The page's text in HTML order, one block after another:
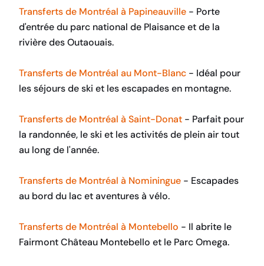
Transferts de Montréal à Papineauville - Porte
d'entrée du parc national de Plaisance et de la
rivière des Outaouais.
Transferts de Montréal au Mont-Blanc - Idéal pour
les séjours de ski et les escapades en montagne.
Transferts de Montréal à Saint-Donat - Parfait pour
la randonnée, le ski et les activités de plein air tout
au long de l'année.
Transferts de Montréal à Nominingue - Escapades
au bord du lac et aventures à vélo.
Transferts de Montréal à Montebello - Il abrite le
Fairmont Château Montebello et le Parc Omega.